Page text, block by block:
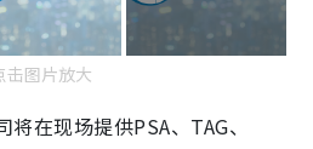
击图片放大
在现场提供PSA、TAG、